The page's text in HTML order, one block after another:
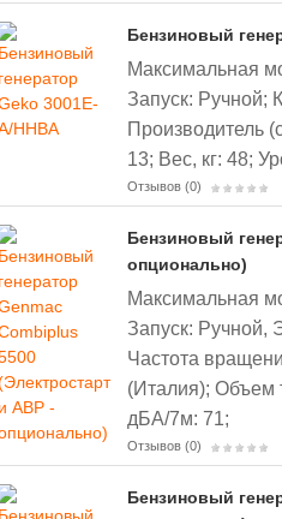
Бензиновый
Максимальная
Запуск: Ручной;
Производитель
13; Вес, кг: 48;
Отзывов (0)
Бензиновый
опционально)
Максимальная
Запуск: Ручной,
Частота
(Италия);Объем
дБА/7м: 71;
Отзывов (0)
Бензиновый